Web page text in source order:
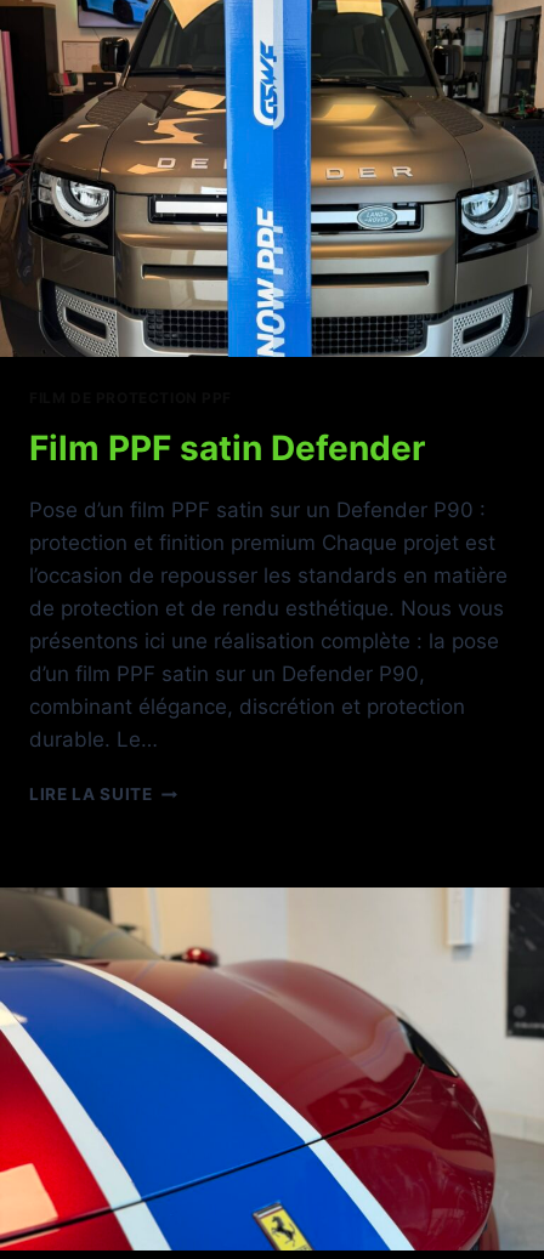
SB
DETAILING
Film PPF satin Defender
Pose d’un film PPF satin sur un Defender P90 :
protection et finition premium Chaque projet est
l’occasion de repousser les standards en matière
de protection et de rendu esthétique. Nous vous
présentons ici une réalisation complète : la pose
d’un film PPF satin sur un Defender P90,
combinant élégance, discrétion et protection
durable. Le…
LIRE LA SUITEFILM